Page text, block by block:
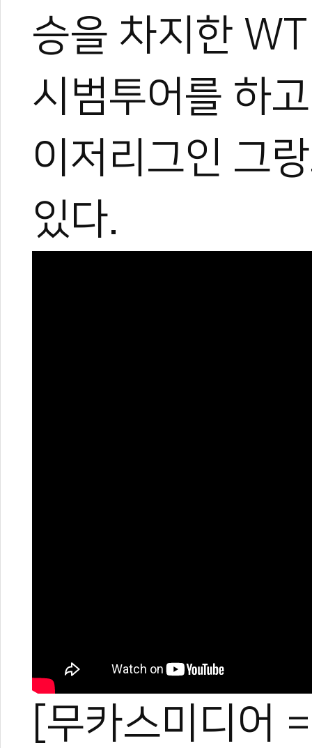
승을 차지한
시범투어를 하
이저리그인 그
있다.
[무카스미디어
강상현, 랭킹 1
도복 하나 메고
세계 태권도 최
이탈리아 태권